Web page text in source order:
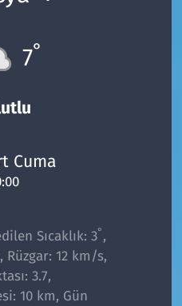
7°
Cuma
Sıcaklık: 3° ,
Rüzgar: 12 km/s,
3.7,
10 km, Gün